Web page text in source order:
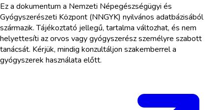
Ez a dokumentum a Nemzeti Népegészségügyi és
Gyógyszerészeti Központ (NNGYK) nyilvános adatbázisából
származik. Tájékoztató jellegű, tartalma változhat, és nem
helyettesíti az orvos vagy gyógyszerész személyre szabott
tanácsát. Kérjük, mindig konzultáljon szakemberrel a
gyógyszerek használata előtt.